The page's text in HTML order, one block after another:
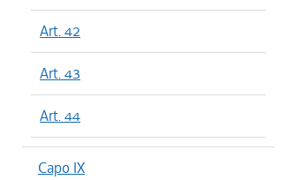
Art. 42
Art. 43
Art. 44
Capo IX